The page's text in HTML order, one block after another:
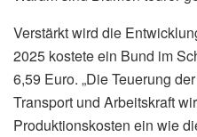
Verstärkt wird die
2025 kostete ein Bund im
6,59 Euro. „Die Teuerung
Transport und Arbeitskraft
Produktionskosten ein wie